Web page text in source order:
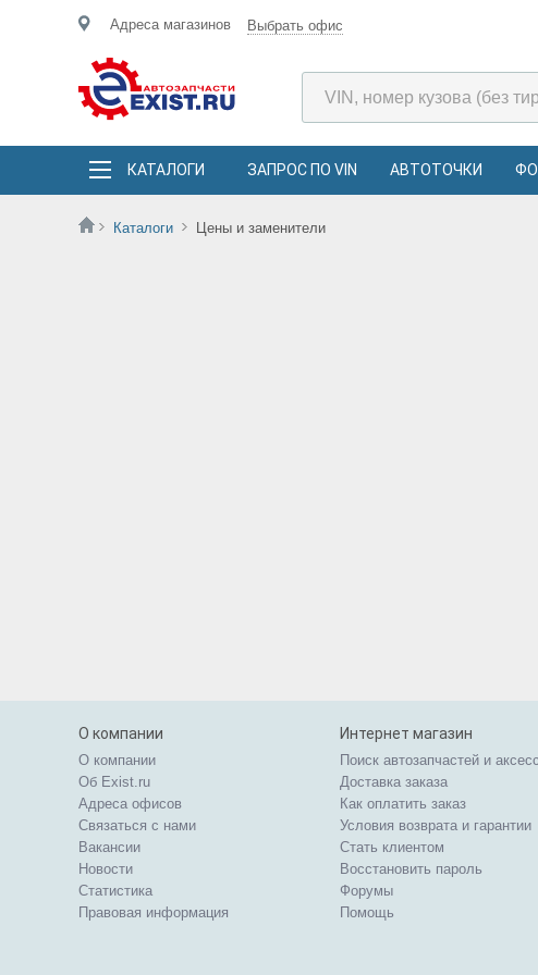
Адреса магазинов Выбрать офис
КАТАЛОГИ ЗАПРОС ПО VIN АВТОТОЧКИ
Каталоги Цены и заменители
О компании
О компании
Об Exist.ru
Адреса офисов
Связаться с нами
Вакансии
Новости
Статистика
Правовая информация
Интернет магазин
Поиск автозапчастей и
Доставка заказа
Как оплатить заказ
Условия возврата и гарантии
Стать клиентом
Восстановить пароль
Форумы
Помощь